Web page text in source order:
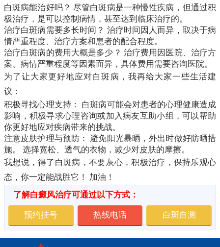
白斑病能治好吗？ 尽管白斑病是一种慢性疾病，但通过积
极治疗，是可以控制病情，甚至达到临床治疗的。
治疗白斑病需要多长时间？ 治疗时间因人而异，取决于病
情严重程度、治疗方案和患者的配合程度。
治疗白斑病的费用大概是多少？ 治疗费用因医院、治疗方
案、病情严重程度等因素而异，具体费用需要咨询医院。
为了让大家更好地应对白斑病，我再给大家一些生活建
议：
积极寻找心理支持： 白斑病可能会对患者的心理健康造成
影响，积极寻求心理咨询或加入病友互助小组，可以帮助
你更好地应对疾病带来的挑战。
注意皮肤护理与预防： 避免阳光暴晒，外出时做好防晒措
施。 选择宽松、透气的衣物，减少对皮肤的摩擦。
我想说，得了白斑病，不要灰心，积极治疗，保持乐观心
态，你一定能战胜它！ 加油！
了解白癜风治疗可通过以下方式：
预约挂号 热线电话 白斑自测